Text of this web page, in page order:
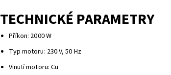
TECHNICKÉ PARAMETRY
Příkon: 2000 W
Typ motoru: 230 V, 50 Hz
Vinutí motoru: Cu